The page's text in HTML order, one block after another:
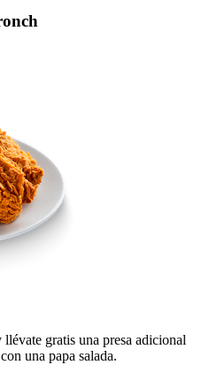
gratis una presa adicional
una papa salada.